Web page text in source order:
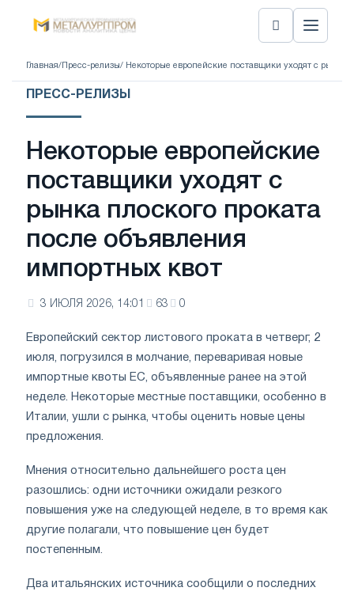
Главная/ Пресс-релизы/ Некоторые европейские поставщики уходят с рынка
ПРЕСС-РЕЛИЗЫ
Некоторые европейские
поставщики уходят с
рынка плоского проката
после объявления
импортных квот
3 ИЮЛЯ 2026, 14:01 63 0
Европейский сектор листового проката в четверг, 2
июля, погрузился в молчание, переваривая новые
импортные квоты ЕС, объявленные ранее на этой
неделе. Некоторые местные поставщики, особенно в
Италии, ушли с рынка, чтобы оценить новые цены
предложения.
Мнения относительно дальнейшего роста цен
разошлись: одни источники ожидали резкого
повышения уже на следующей неделе, в то время как
другие полагали, что повышение цен будет
постепенным.
Два итальянских источника сообщили о последних